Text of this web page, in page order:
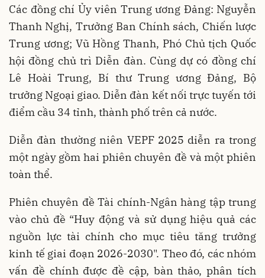
Các đồng chí Ủy viên Trung ương Đảng: Nguyễn
Thanh Nghị, Trưởng Ban Chính sách, Chiến lược
Trung ương; Vũ Hồng Thanh, Phó Chủ tịch Quốc
hội đồng chủ trì Diễn đàn. Cùng dự có đồng chí
Lê Hoài Trung, Bí thư Trung ương Đảng, Bộ
trưởng Ngoại giao. Diễn đàn kết nối trực tuyến tới
điểm cầu 34 tỉnh, thành phố trên cả nước.
Diễn đàn thường niên VEPF 2025 diễn ra trong
một ngày gồm hai phiên chuyên đề và một phiên
toàn thể.
Phiên chuyên đề Tài chính-Ngân hàng tập trung
vào chủ đề “Huy động và sử dụng hiệu quả các
nguồn lực tài chính cho mục tiêu tăng trưởng
kinh tế giai đoạn 2026-2030". Theo đó, các nhóm
vấn đề chính được đề cập, bàn thảo, phân tích